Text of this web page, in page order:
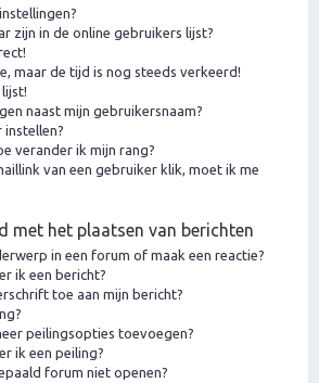
zijn in de online gebruikers lijst?
maar de tijd is nog steeds verkeerd!
naast mijn gebruikersnaam?
instellen?
verander ik mijn rang?
van een gebruiker klik, moet ik me
met het plaatsen van berichten
in een forum of maak een reactie?
ik een bericht?
toe aan mijn bericht?
peilingsopties toevoegen?
ik een peiling?
forum niet openen?